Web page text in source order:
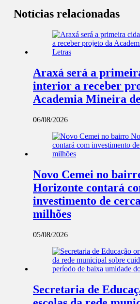
Notícias relacionadas
Araxá será a
interior a receber
Academia Mineira
06/08/2026
Novo Cemei no
Horizonte contará
investimento de
milhões
05/08/2026
Secretaria de